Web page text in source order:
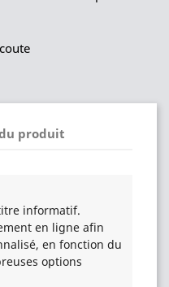
produit
informatif.
en ligne afin
en fonction du
options